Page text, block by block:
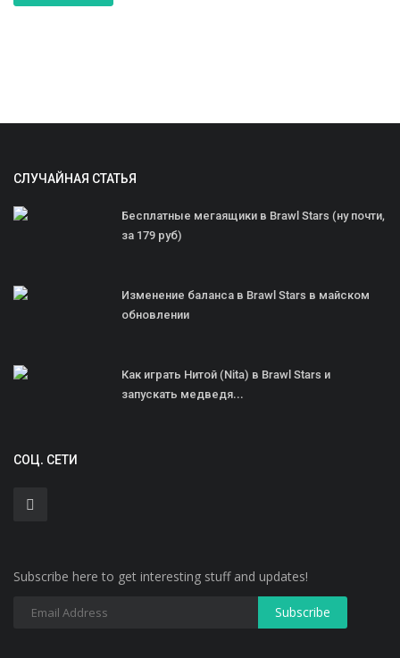
СЛУЧАЙНАЯ СТАТЬЯ
Бесплатные мегаящики в Brawl Stars (ну почти,
за 179 руб)
Изменение баланса в Brawl Stars в майском
обновлении
Как играть Нитой (Nita) в Brawl Stars и
запускать медведя...
СОЦ. СЕТИ
Subscribe here to get interesting stuff and updates!